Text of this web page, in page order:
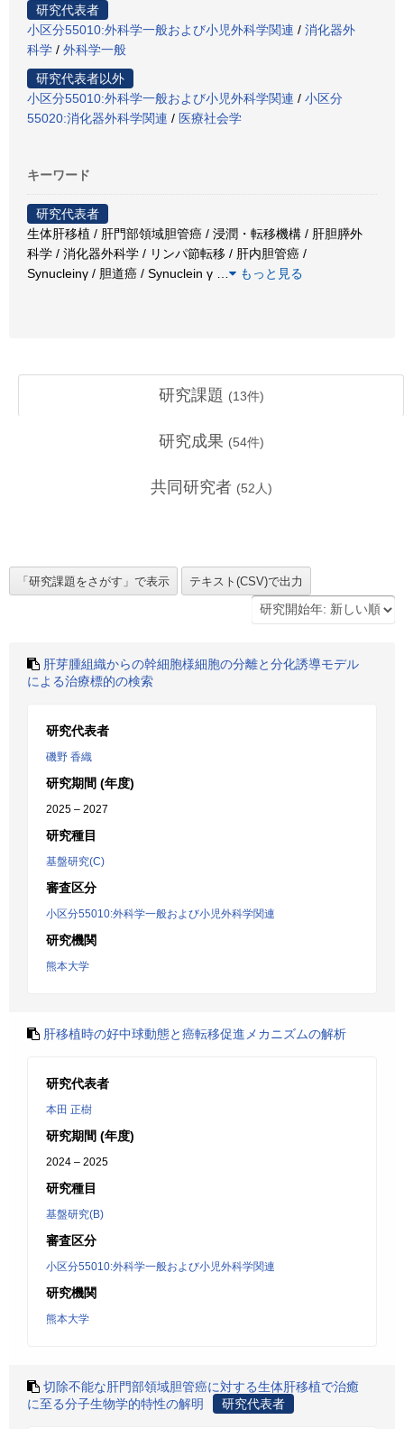
研究代表者
小区分55010:外科学一般および小児外科学関連 / 消化器外
科学 / 外科学一般
研究代表者以外
小区分55010:外科学一般および小児外科学関連 / 小区分
55020:消化器外科学関連 / 医療社会学
キーワード
研究代表者
生体肝移植 / 肝門部領域胆管癌 / 浸潤・転移機構 / 肝胆膵外
科学 / 消化器外科学 / リンパ節転移 / 肝内胆管癌 /
Synucleinγ / 胆道癌 / Synuclein γ
もっと見る
研究課題 (13件)
研究成果 (54件)
共同研究者 (52 人)
肝芽腫組織からの幹細胞様細胞の分離と分化誘導モデル
による治療標的の検索
研究代表者
磯野 香織
研究期間 (年度)
2025 – 2027
研究種目
基盤研究(C)
審査区分
小区分55010:外科学一般および小児外科学関連
研究機関
熊本大学
肝移植時の好中球動態と癌転移促進メカニズムの解析
研究代表者
本田 正樹
研究期間 (年度)
2024 – 2025
研究種目
基盤研究(B)
審査区分
小区分55010:外科学一般および小児外科学関連
研究機関
熊本大学
切除不能な肝門部領域胆管癌に対する生体肝移植で治癒
に至る分子生物学的特性の解明
研究代表者